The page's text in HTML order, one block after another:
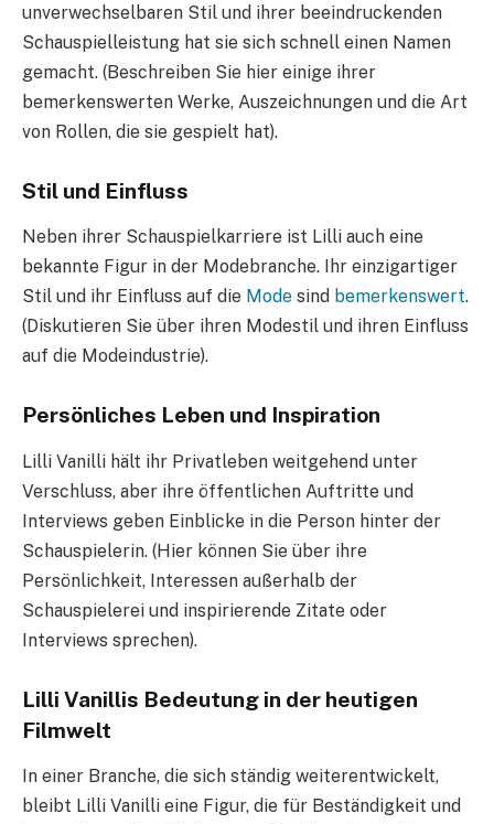
unverwechselbaren Stil und ihrer beeindruckenden
Schauspielleistung hat sie sich schnell einen Namen
gemacht. (Beschreiben Sie hier einige ihrer
bemerkenswerten Werke, Auszeichnungen und die Art
von Rollen, die sie gespielt hat).
Stil und Einfluss
Neben ihrer Schauspielkarriere ist Lilli auch eine
bekannte Figur in der Modebranche. Ihr einzigartiger
Stil und ihr Einfluss auf die Mode sind bemerkenswert.
(Diskutieren Sie über ihren Modestil und ihren Einfluss
auf die Modeindustrie).
Persönliches Leben und Inspiration
Lilli Vanilli hält ihr Privatleben weitgehend unter
Verschluss, aber ihre öffentlichen Auftritte und
Interviews geben Einblicke in die Person hinter der
Schauspielerin. (Hier können Sie über ihre
Persönlichkeit, Interessen außerhalb der
Schauspielerei und inspirierende Zitate oder
Interviews sprechen).
Lilli Vanillis Bedeutung in der heutigen
Filmwelt
In einer Branche, die sich ständig weiterentwickelt,
bleibt Lilli Vanilli eine Figur, die für Beständigkeit und